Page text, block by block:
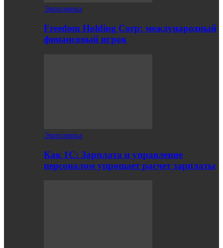
Экономика
Freedom Holding Corp: международный
финансовый игрок
Экономика
Как 1С: Зарплата и управление
персоналом упрощает расчет зарплаты